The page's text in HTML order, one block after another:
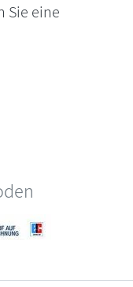
Sie eine